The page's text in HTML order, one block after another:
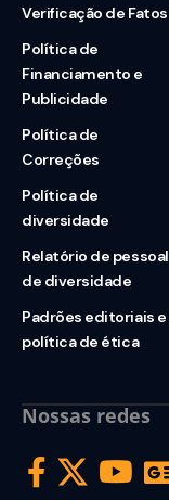
Verificação de Fatos
Política de
Financiamento e
Publicidade
Política de
Correções
Política de
diversidade
Relatório de pessoal
de diversidade
Padrões editoriais e
política de ética
Nossas redes